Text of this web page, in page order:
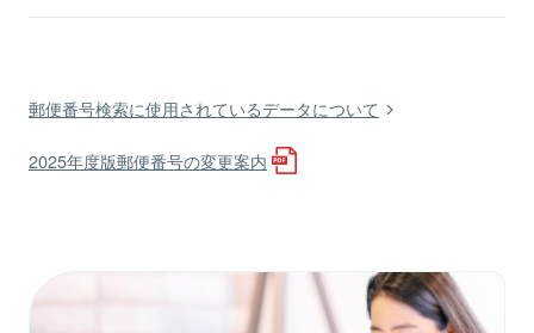
郵便番号検索に使用されているデータについて
2025年度版郵便番号の変更案内